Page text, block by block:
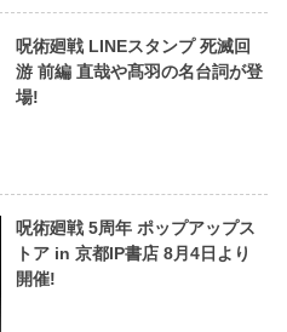
呪術廻戦 LINEスタンプ 死滅回
游 前編 直哉や髙羽の名台詞が登
場!
呪術廻戦 5周年 ポップアップス
トア in 京都IP書店 8月4日より
開催!